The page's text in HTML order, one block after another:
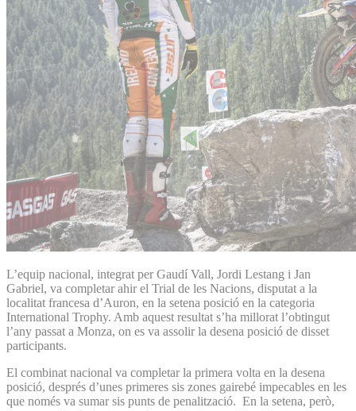
L’equip nacional, integrat per Gaudí Vall, Jordi Lestang i Jan
Gabriel, va completar ahir el Trial de les Nacions, disputat a la
localitat francesa d’Auron, en la setena posició en la categoria
International Trophy. Amb aquest resultat s’ha millorat l’obtingut
l’any passat a Monza, on es va assolir la desena posició de disset
participants.
El combinat nacional va completar la primera volta en la desena
posició, després d’unes primeres sis zones gairebé impecables en les
que només va sumar sis punts de penalització. En la setena, però,